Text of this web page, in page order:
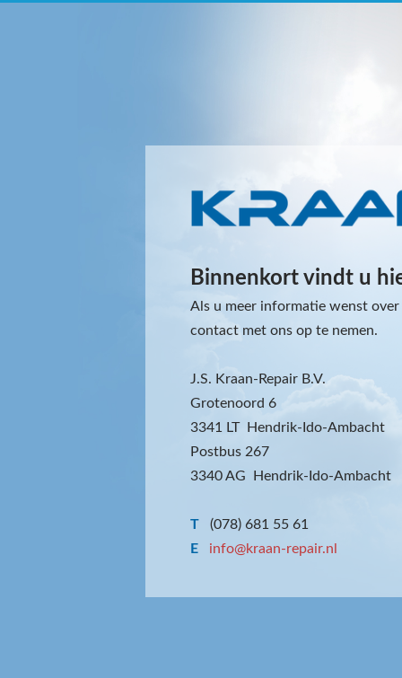
Binnenkort vindt u
Als u meer informatie wenst
contact met ons op te nemen.
J.S. Kraan-Repair B.V.
Grotenoord 6
3341 LT Hendrik-Ido-Ambacht
Postbus 267
3340 AG Hendrik-Ido-Ambacht
T
(078) 681 55 61
E
info@kraan-repair.nl